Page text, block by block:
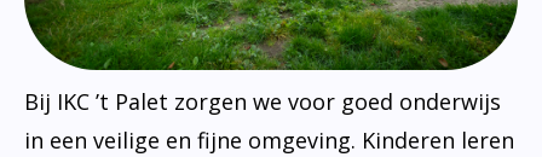
Bij IKC ’t Palet zorgen we voor goed onderwijs
in een veilige en fijne omgeving. Kinderen leren